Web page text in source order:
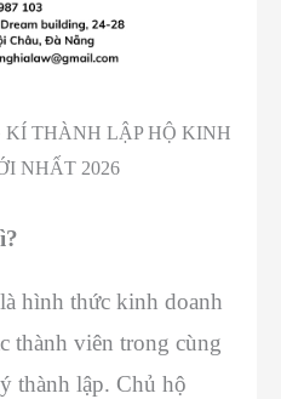
THÀNH LẬP HỘ KINH
NHẤT 2026
hình thức kinh doanh
thành viên trong cùng
thành lập. Chủ hộ